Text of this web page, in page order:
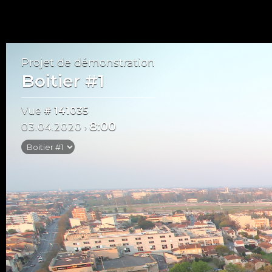
Projet de démonstration
Boitier #1
Vue # 141035
03.04.2020 › 8:00
Mai 2020